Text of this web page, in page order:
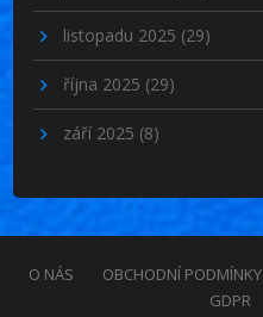
listopadu 2025 (29)
října 2025 (29)
září 2025 (8)
O NÁS OBCHODNÍ PODMÍNKY
GDPR